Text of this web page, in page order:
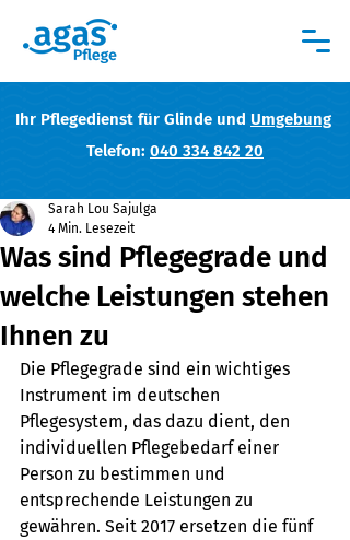
Ihr Pflegedienst für Glinde und Umgebung
Telefon: 040 334 842 20
Was sind Pflegegrade und
welche Leistungen stehen
Ihnen zu
Sarah Lou Sajulga
4 Min. Lesezeit
Die Pflegegrade sind ein wichtiges
Instrument im deutschen
Pflegesystem, das dazu dient, den
individuellen Pflegebedarf einer
Person zu bestimmen und
entsprechende Leistungen zu
gewähren. Seit 2017 ersetzen die fünf